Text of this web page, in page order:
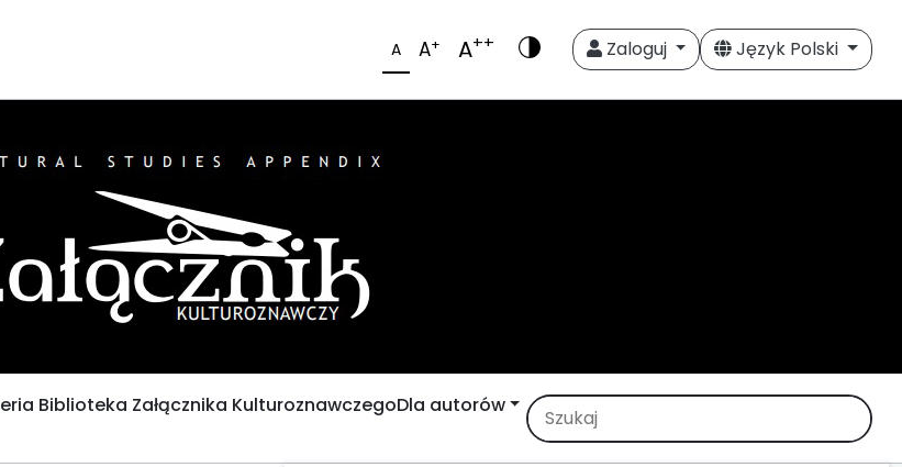
A A+ A++ Zaloguj Język Polski
Biblioteka Załącznika KulturoznawczegoDla autorów